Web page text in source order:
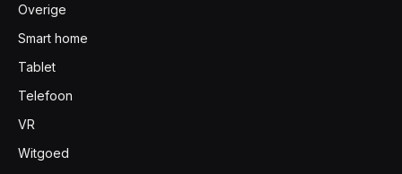
Overige
Smart home
Tablet
Telefoon
VR
Witgoed